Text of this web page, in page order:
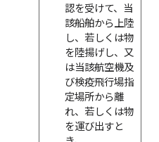
認を受けて、当
該船舶から上陸
し、若しくは物
を陸揚げし、又
は当該航空機及
び検疫飛行場指
定場所から離
れ、若しくは物
を運び出すと